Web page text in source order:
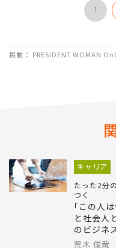
1
掲載： PRESIDENT WOMAN
キャリア
たった2分
つく
｢この人
と社会人
のビジネ
荒木 俊哉